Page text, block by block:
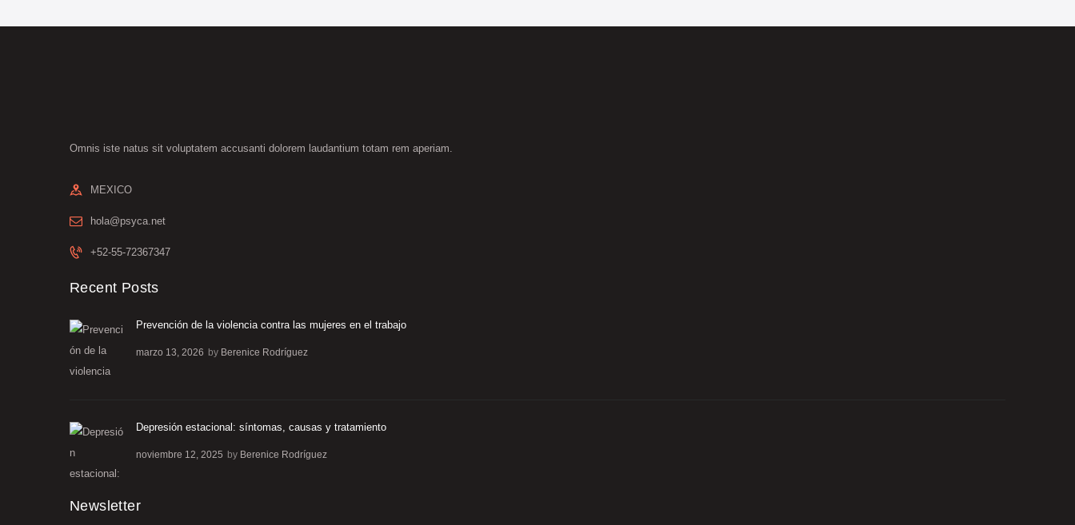
Omnis iste natus sit voluptatem accusanti dolorem laudantium totam rem aperiam.
MEXICO
hola@psyca.net
+52-55-72367347
Recent Posts
Prevención de la violencia contra las mujeres en el trabajo
marzo 13, 2026 by Berenice Rodríguez
Depresión estacional: síntomas, causas y tratamiento
noviembre 12, 2025 by Berenice Rodríguez
Newsletter